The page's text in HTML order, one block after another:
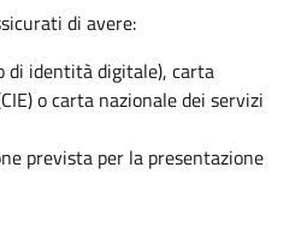
di avere:
di identità digitale), carta
o carta nazionale dei servizi
prevista per la presentazione